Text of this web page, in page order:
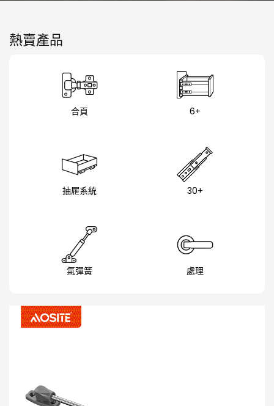
熱賣產品
合頁 6+
抽屜系統 30+
氣彈簧 處理